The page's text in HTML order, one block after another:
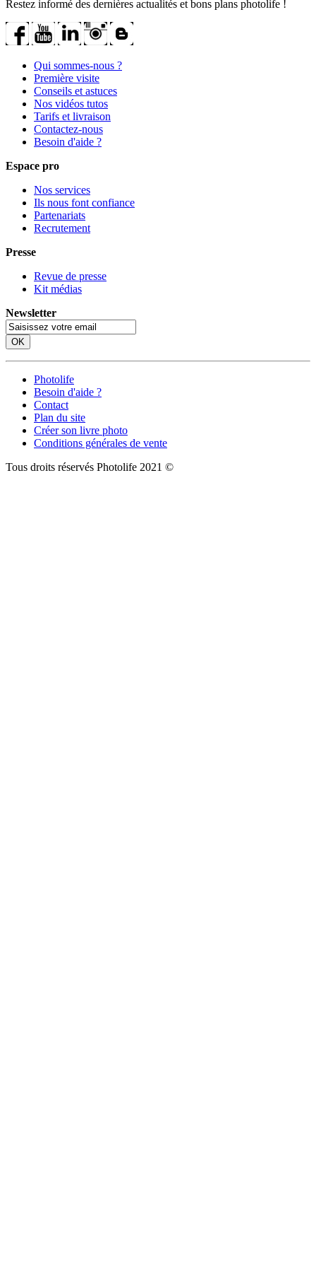
Restez informé des dernières actualités et bons plans photolife !
Qui sommes-nous ?
Première visite
Conseils et astuces
Nos vidéos tutos
Tarifs et livraison
Contactez-nous
Besoin d'aide ?
Espace pro
Nos services
Ils nous font confiance
Partenariats
Recrutement
Presse
Revue de presse
Kit médias
Newsletter
OK
Photolife
Besoin d'aide ?
Contact
Plan du site
Créer son livre photo
Conditions générales de vente
Tous droits réservés Photolife 2021 ©